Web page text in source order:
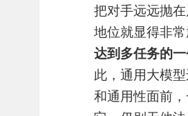
把对手远远抛
地位就显得非
达到多任务的
此，通用大模
和通用性面前